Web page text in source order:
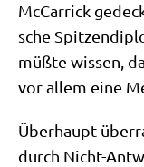
McCar­ri­ck
sche
müß­te wis­sen,
vor allem eine
Über­haupt
durch Nicht-